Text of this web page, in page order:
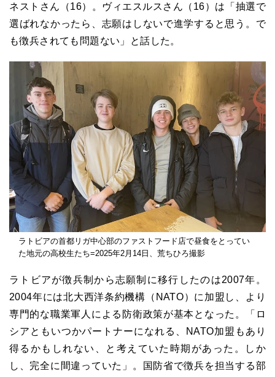
ネストさん（16）。ヴィエスルスさん（16）は「抽選で
選ばれなかったら、志願はしないで進学すると思う。で
も徴兵されても問題ない」と話した。
ラトビアの首都リガ中心部のファストフード店で昼食をとってい
た地元の高校生たち=2025年2月14日、荒ちひろ撮影
ラトビアが徴兵制から志願制に移行したのは2007年。
2004年には北大西洋条約機構（NATO）に加盟し、より
専門的な職業軍人による防衛政策が基本となった。「ロ
シアともいつかパートナーになれる、NATO加盟もあり
得るかもしれない、と考えていた時期があった。しか
し、完全に間違っていた」。国防省で徴兵を担当する部